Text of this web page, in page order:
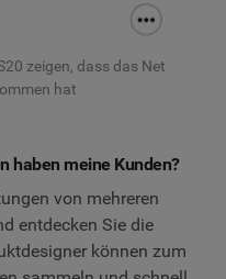
zeigen, dass das Net
hat
haben meine Kunden?
von mehreren
entdecken Sie die
können zum